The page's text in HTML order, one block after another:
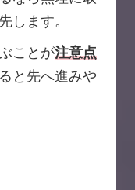
します。
ことが注意点
と先へ進みや